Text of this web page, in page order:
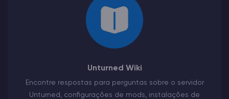
Unturned Wiki
Encontre respostas para perguntas sobre o servidor
Unturned, configurações de mods, instalações de